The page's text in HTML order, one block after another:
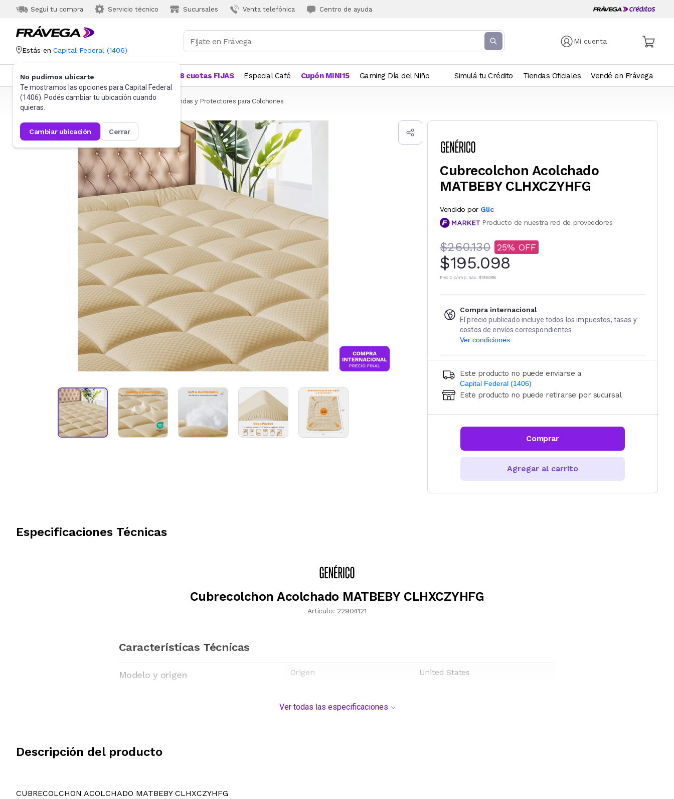
Seguí tu compra Servicio técnico Sucursales Venta telefónica Centro de ayuda
Mi cuenta
Estás en Capital Federal (1406)
No pudimos ubicarte
Te mostramos las opciones para Capital Federal
(1406). Podés cambiar tu ubicación cuando
quieras.
cambiar ubicación cerrar
Categorías Más Vendidos 18 cuotas FIJAS Especial Café Cupón MINI15 Gaming Día del Niño Simulá tu Crédito Tiendas Oficiales Vendé en Frávega
Frávega Hogar Blanquería Ropa de cama Fundas y Protectores para Colchones
Cubrecolchon Acolchado
MATBEBY CLHXCZYHFG
Vendido por Glic
Producto de nuestra red de proveedores
$260.130 25
$195.098
Precio s/imp. nac. $195.098
Compra internacional
El precio publicado incluye todos los impuestos, tasas y
costos de envíos correspondientes
Ver condiciones
Este producto no puede enviarse a
Capital Federal (1406)
Ingresá código postal (sólo números)
CALCULAR
Este producto no puede retirarse por sucursal
Comprar
Agregar al carrito
Especificaciones Técnicas
Cubrecolchon Acolchado MATBEBY CLHXCZYHFG
Artículo: 22904121
Características Técnicas
Modelo y origen Origen United States
Ver todas las especificaciones
Descripción del producto
CUBRECOLCHON ACOLCHADO MATBEBY CLHXCZYHFG